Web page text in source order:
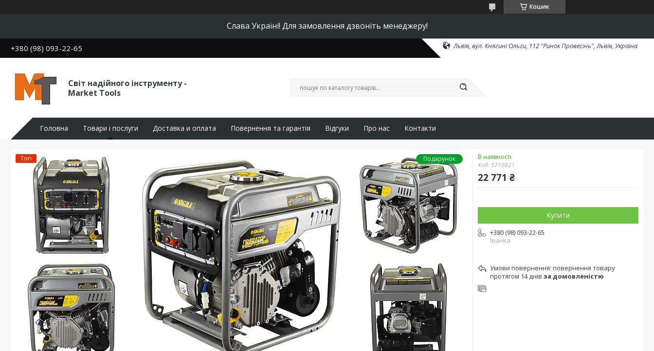
Кошик
Слава Україні! Для замовлення дзвоніть менеджеру!
+380 (98) 093-22-65 Львів, вул. Княгині Ольги, 112 "Ринок Провесінь", Львів, Україна
Світ надійного інструменту -
Market Tools
Головна Товари і послуги Доставка и оплата Повернення та гарантія Відгуки Про нас Контакти
Топ Подарунок
В наявності
Код:5710821
22 771 ₴
Купити
+380 (98) 093-22-65
Іванка
повернення товару
протягом 14 днів за домовленістю